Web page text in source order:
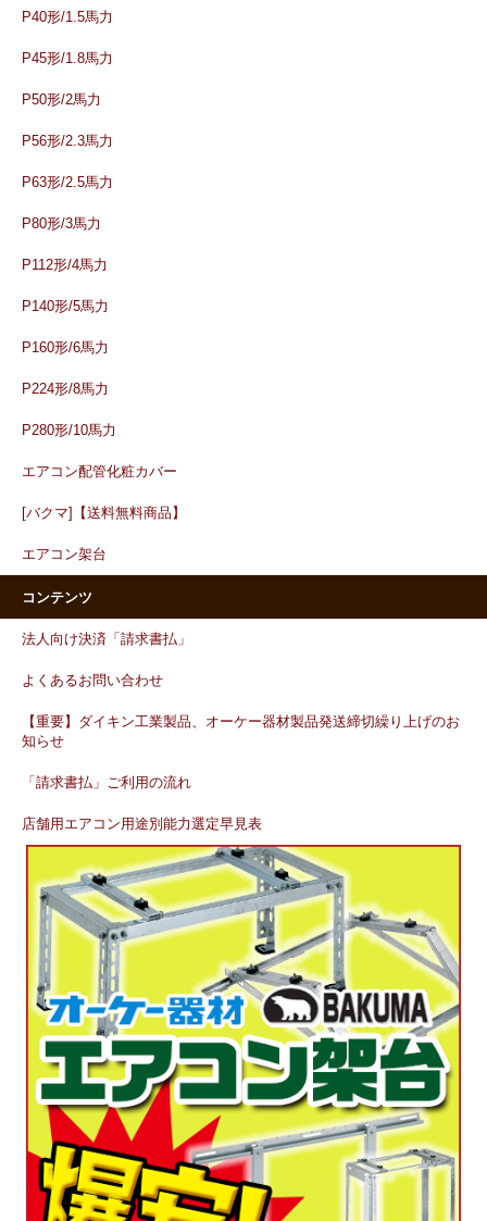
P40形/1.5馬力
P45形/1.8馬力
P50形/2馬力
P56形/2.3馬力
P63形/2.5馬力
P80形/3馬力
P112形/4馬力
P140形/5馬力
P160形/6馬力
P224形/8馬力
P280形/10馬力
エアコン配管化粧カバー
[バクマ]【送料無料商品】
エアコン架台
コンテンツ
法人向け決済「請求書払」
よくあるお問い合わせ
【重要】ダイキン工業製品、オーケー器材製品発送締切繰り上げのお
知らせ
「請求書払」ご利用の流れ
店舗用エアコン用途別能力選定早見表